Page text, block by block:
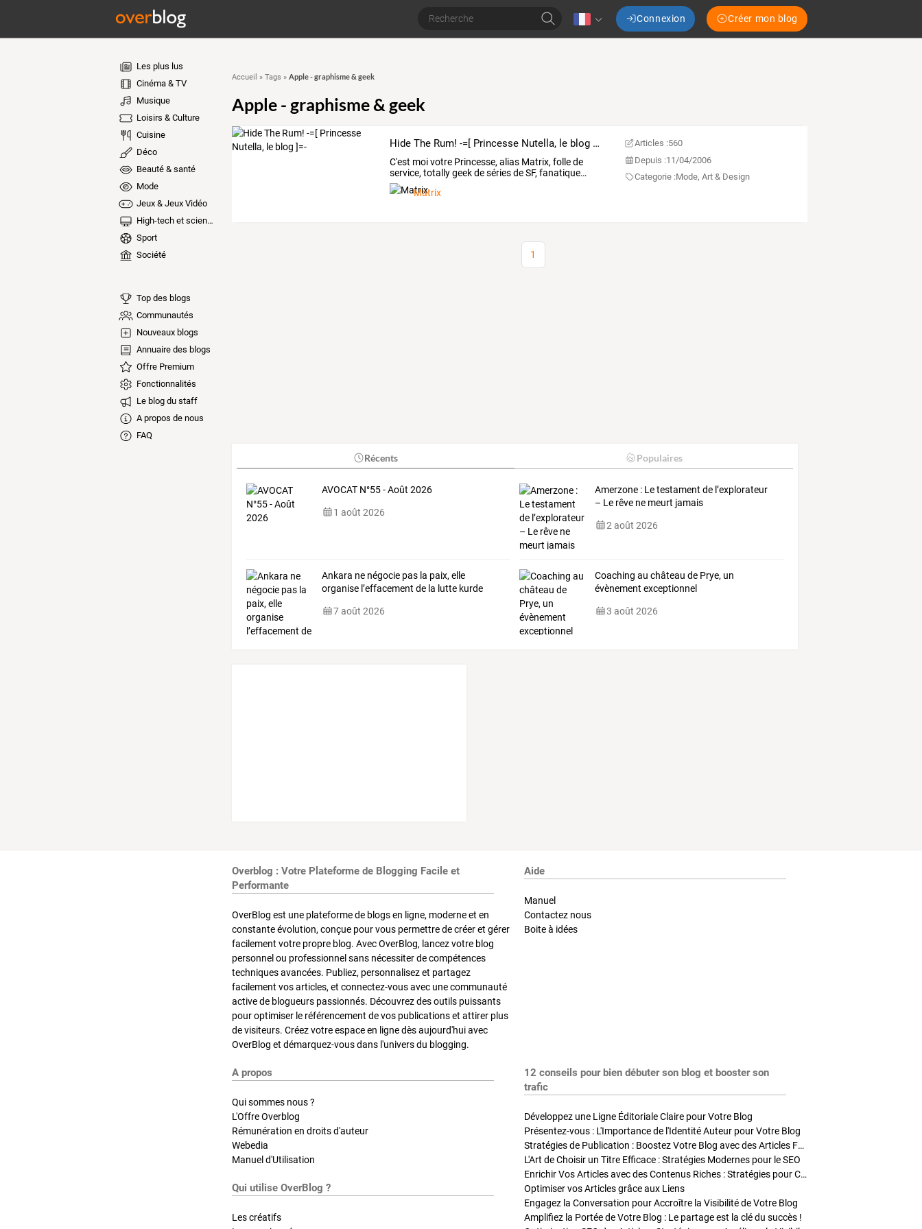
Connexion Créer mon blog
Les plus lus
Cinéma & TV
Musique
Loisirs & Culture
Cuisine
Déco
Beauté & santé
Mode
Jeux & Jeux Vidéo
High-tech et sciences
Sport
Société
Top des blogs
Communautés
Nouveaux blogs
Annuaire des blogs
Offre Premium
Fonctionnalités
Le blog du staff
A propos de nous
FAQ
Accueil » Tags » Apple - graphisme & geek
Apple - graphisme & geek
Hide The Rum! -=[ Princesse Nutella, le blog ]=-
C'est moivotre Princesse, alias Matrix, follede
service, totallygeekdesériesdeSF, fanatique…
Matrix
Articles :560
Depuis :11/04/2006
Categorie :Mode, Art & Design
1
Récents Populaires
AVOCAT N°55 - Août 2026
1 août 2026
Amerzone : Le testament de l’explorateur
– Le rêve ne meurt jamais
2 août 2026
Ankara ne négocie pas la paix, elle
organise l’effacement de la lutte kurde
7 août 2026
Coaching au château de Prye, un
évènement exceptionnel
3 août 2026
Overblog : Votre Plateforme de Blogging Facile et
Performante
OverBlog est une plateforme de blogs en ligne, moderne et en
constante évolution, conçue pour vous permettre de créer et gérer
facilement votre propre blog. Avec OverBlog, lancez votre blog
personnel ou professionnel sans nécessiter de compétences
techniques avancées. Publiez, personnalisez et partagez
facilement vos articles, et connectez-vous avec une communauté
active de blogueurs passionnés. Découvrez des outils puissants
pour optimiser le référencement de vos publications et attirer plus
de visiteurs. Créez votre espace en ligne dès aujourd'hui avec
OverBlog et démarquez-vous dans l'univers du blogging.
Aide
Manuel
Contactez nous
Boite à idées
A propos
Qui sommes nous ?
L'Offre Overblog
Rémunération en droits d'auteur
Webedia
Manuel d'Utilisation
Qui utilise OverBlog ?
Les créatifs
12 conseils pour bien débuter son blog et booster son
trafic
Développez une Ligne Éditoriale Claire pour Votre Blog
Présentez-vous : L'Importance de l'Identité Auteur pour Votre Blog
Stratégies de Publication : Boostez Votre Blog avec des Articles Fréquents et Exclusifs
L'Art de Choisir un Titre Efficace : Stratégies Modernes pour le SEO
Enrichir Vos Articles avec des Contenus Riches : Stratégies pour Captiver et Optimiser
Optimiser vos Articles grâce aux Liens
Engagez la Conversation pour Accroître la Visibilité de Votre Blog
Amplifiez la Portée de Votre Blog : Le partage est la clé du succès !